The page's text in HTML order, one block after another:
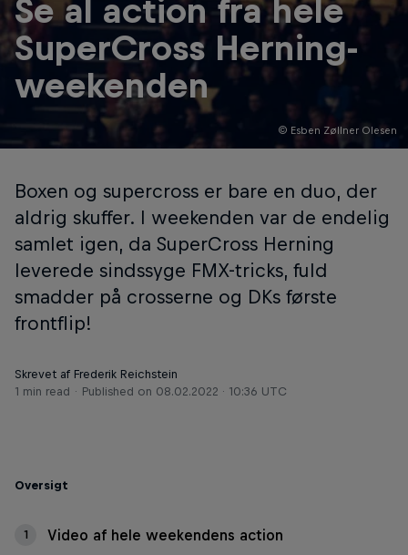
© Esben Zøllner Olesen
Se al action fra hele
SuperCross Herning-
weekenden
Boxen og supercross er bare en duo, der
aldrig skuffer. I weekenden var de endelig
samlet igen, da SuperCross Herning
leverede sindssyge FMX-tricks, fuld
smadder på crosserne og DKs første
frontflip!
Skrevet af Frederik Reichstein
1 min read
Published on 08.02.2022 · 10:36 UTC
Oversigt
1 Video af hele weekendens action